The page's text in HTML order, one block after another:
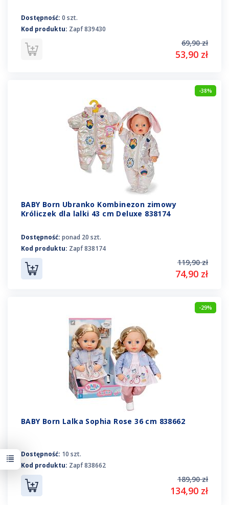
Dostępność: 0 szt.
Kod produktu: Zapf 839430
69,90 zł
53,90 zł
-38%
BABY Born Ubranko Kombinezon zimowy
Króliczek dla lalki 43 cm Deluxe 838174
Dostępność: ponad 20 szt.
Kod produktu: Zapf 838174
119,90 zł
74,90 zł
-29%
BABY Born Lalka Sophia Rose 36 cm 838662
Dostępność: 10 szt.
Kod produktu: Zapf 838662
189,90 zł
134,90 zł